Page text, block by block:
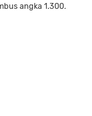
angka 1.300.